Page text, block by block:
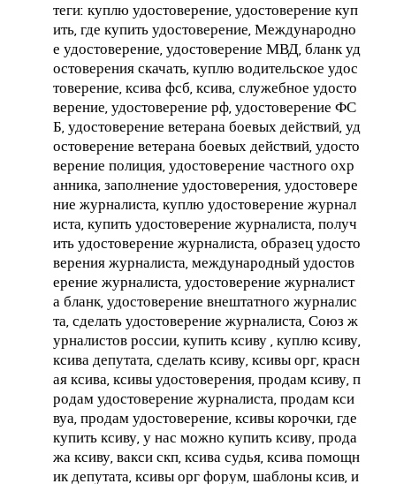
теги: куплю удостоверение, удостоверение куп
ить, где купить удостоверение, Международно
е удостоверение, удостоверение МВД, бланк уд
остоверения скачать, куплю водительское удос
товерение, ксива фсб, ксива, служебное удосто
верение, удостоверение рф, удостоверение ФС
Б, удостоверение ветерана боевых действий, уд
остоверение ветерана боевых действий, удосто
верение полиция, удостоверение частного охр
анника, заполнение удостоверения, удостовере
ние журналиста, куплю удостоверение журнал
иста, купить удостоверение журналиста, получ
ить удостоверение журналиста, образец удосто
верения журналиста, международный удостов
ерение журналиста, удостоверение журналист
а бланк, удостоверение внештатного журналис
та, сделать удостоверение журналиста, Союз ж
урналистов россии, купить ксиву , куплю ксиву,
ксива депутата, сделать ксиву, ксивы орг, красн
ая ксива, ксивы удостоверения, продам ксиву, п
родам удостоверение журналиста, продам кси
вуа, продам удостоверение, ксивы корочки, где
купить ксиву, у нас можно купить ксиву, прода
жа ксиву, вакси скп, ксива судья, ксива помощн
ик депутата, ксивы орг форум, шаблоны ксив, и